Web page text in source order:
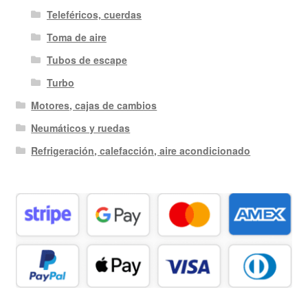
Teleféricos, cuerdas
Toma de aire
Tubos de escape
Turbo
Motores, cajas de cambios
Neumáticos y ruedas
Refrigeración, calefacción, aire acondicionado